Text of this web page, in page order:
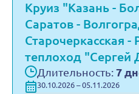
Круиз "Казань -
Саратов -
Старочеркасская -
теплоход "Сергей
Длительность: 7
30.10.2026 – 05.11.2026